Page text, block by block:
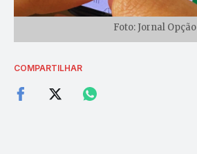
Foto: Jornal Opção
COMPARTILHAR